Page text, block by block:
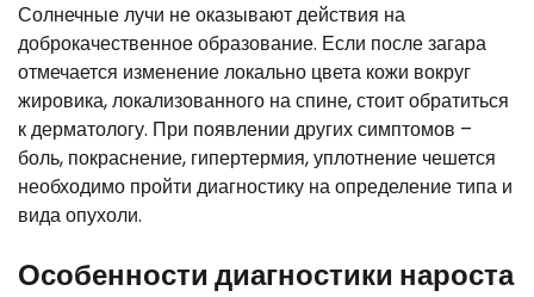
Солнечные лучи не оказывают действия на
доброкачественное образование. Если после загара
отмечается изменение локально цвета кожи вокруг
жировика, локализованного на спине, стоит обратиться
к дерматологу. При появлении других симптомов –
боль, покраснение, гипертермия, уплотнение чешется
необходимо пройти диагностику на определение типа и
вида опухоли.
Особенности диагностики нароста